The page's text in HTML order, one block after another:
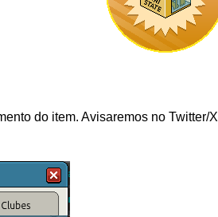
do item. Avisaremos no Twitter/X